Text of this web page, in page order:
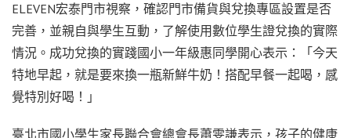
ELEVEN宏泰門市視察，確認門市備貨與兌換專區設置是否
完善，並親自與學生互動，了解使用數位學生證兌換的實際
情況。成功兌換的實踐國小一年級惠同學開心表示：「今天
特地早起，就是要來換一瓶新鮮牛奶！搭配早餐一起喝，感
覺特別好喝！」
臺北市國小學生家長聯合會總會長蕭雯謙表示，孩子的健康